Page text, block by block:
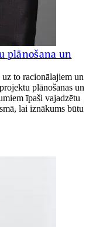
plānošana un
to racionālajiem un
plānošanas un
īpaši vajadzētu
lai iznākums būtu